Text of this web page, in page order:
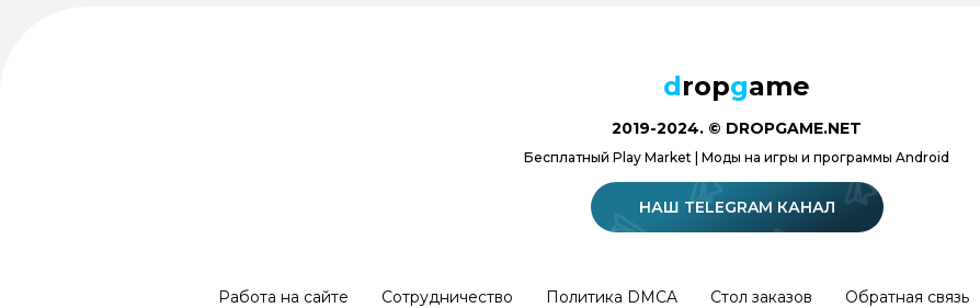
dropgame
2019-2024. © DROPGAME.NET
Бесплатный Play Market | Моды на игры и программы Android
НАШ TELEGRAM КАНАЛ
Работа на сайте Сотрудничество Политика DMCA Стол заказов Обратная связь